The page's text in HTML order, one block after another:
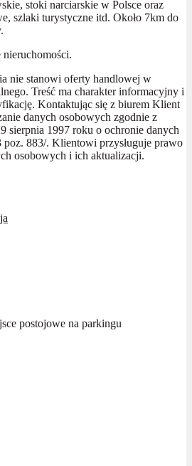
stoki narciarskie w Polsce oraz
szlaki turystyczne itd. Około 7km do
nieruchomości.
nie stanowi oferty handlowej w
Treść ma charakter informacyjny i
Kontaktując się z biurem Klient
danych osobowych zgodnie z
sierpnia 1997 roku o ochronie danych
883/. Klientowi przysługuje prawo
osobowych i ich aktualizacji.
postojowe na parkingu